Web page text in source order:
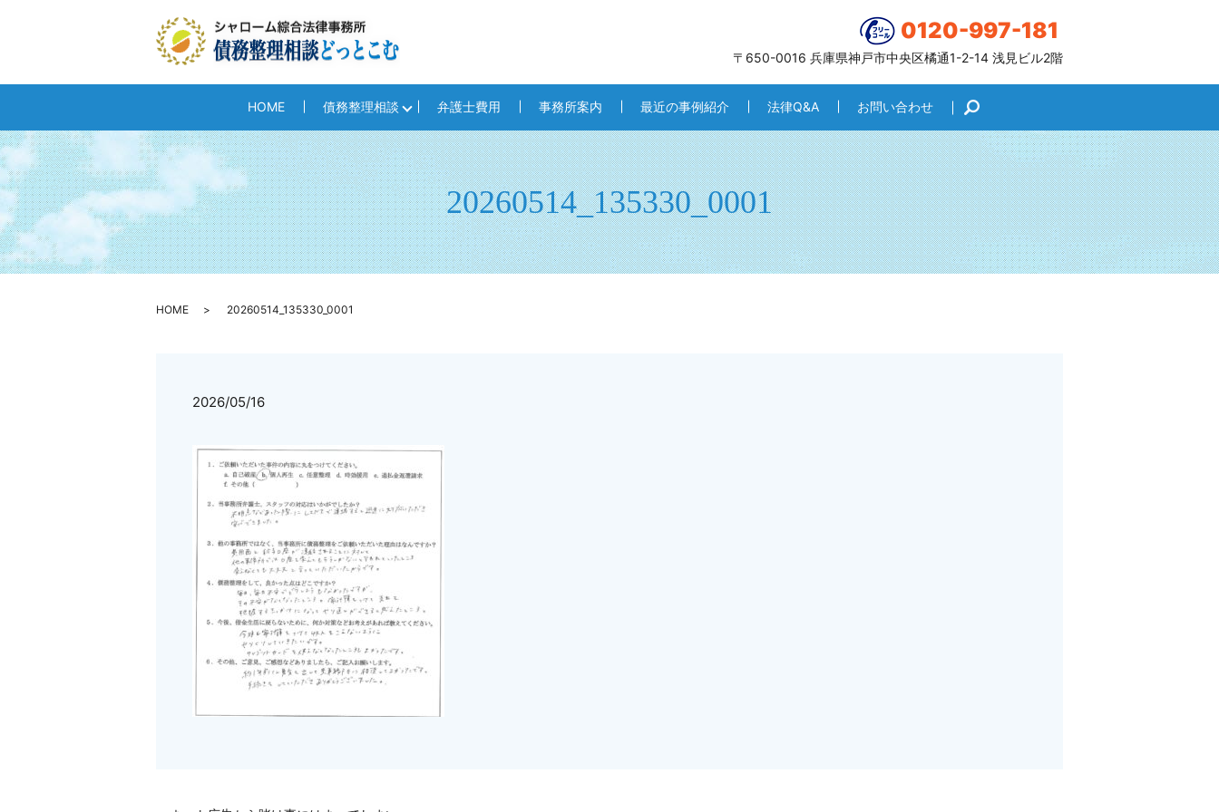
0120-997-181
〒650-0016 兵庫県神戸市中央区橘通1-2-14 浅見ビル2階
HOME 債務整理相談 弁護士費用 事務所案内 最近の事例紹介 法律Q&A お問い合わせ search
20260514_135330_0001
HOME 20260514_135330_0001
2026/05/16